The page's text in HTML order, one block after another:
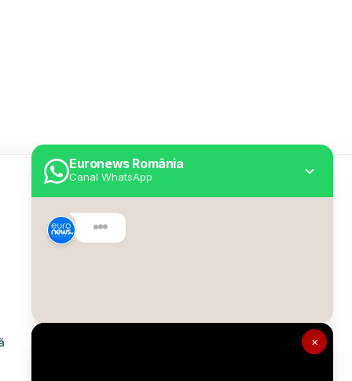
×
Euronews România
Canal WhatsApp
Despre Euronews